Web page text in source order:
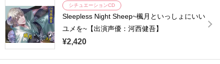
シチュエーションCD
Sleepless Night Sheep~楓月といっしょにいい
ユメを~【出演声優：河西健吾】
¥2,420